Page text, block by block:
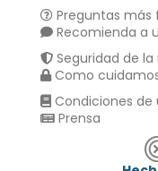
Preguntas más
Recomienda a
Seguridad de
Como
Condiciones de
Prensa